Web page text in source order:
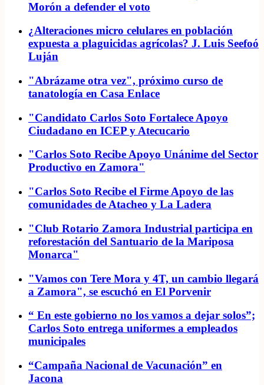
Morón a defender el voto
¿Alteraciones micro celulares en población
expuesta a plaguicidas agrícolas? J. Luis Seefoó
Luján
"Abrázame otra vez", próximo curso de
tanatología en Casa Enlace
"Candidato Carlos Soto Fortalece Apoyo
Ciudadano en ICEP y Atecucario
"Carlos Soto Recibe Apoyo Unánime del Sector
Productivo en Zamora"
"Carlos Soto Recibe el Firme Apoyo de las
comunidades de Atacheo y La Ladera
"Club Rotario Zamora Industrial participa en
reforestación del Santuario de la Mariposa
Monarca"
"Vamos con Tere Mora y 4T, un cambio llegará
a Zamora", se escuchó en El Porvenir
“ En este gobierno no los vamos a dejar solos”;
Carlos Soto entrega uniformes a empleados
municipales
“Campaña Nacional de Vacunación” en
Jacona